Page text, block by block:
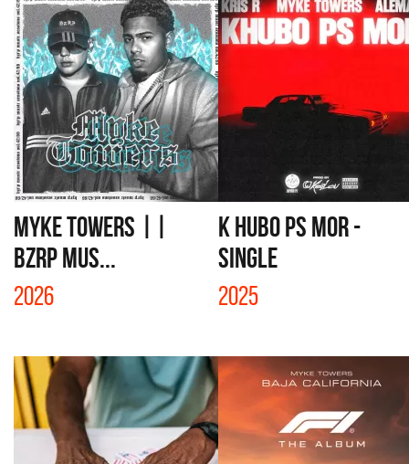
MYKE TOWERS ||
BZRP Mus...
2026
K HUBO PS MOR -
SINGLE
2025